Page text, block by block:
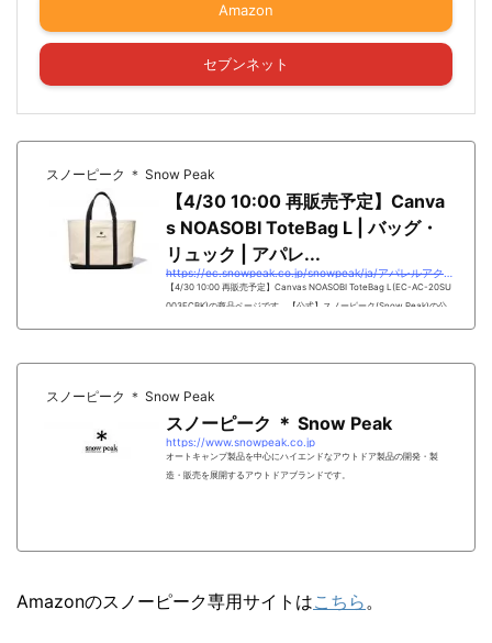
Amazon
セブンネット
スノーピーク ＊ Snow Peak
【4/30 10:00 再販売予定】Canva
s NOASOBI ToteBag L | バッグ・
リュック | アパレ...
【4/30 10:00 再販売予定】Canvas NOASOBI ToteBag L(EC-AC-20SU
003ECBK)の商品ページです。【公式】スノーピーク(Snow Peak)の公
スノーピーク ＊ Snow Peak
スノーピーク ＊ Snow Peak
https://www.snowpeak.co.jp
オートキャンプ製品を中心にハイエンドなアウトドア製品の開発・製
造・販売を展開するアウトドアブランドです。
Amazonのスノーピーク専用サイトはこちら。